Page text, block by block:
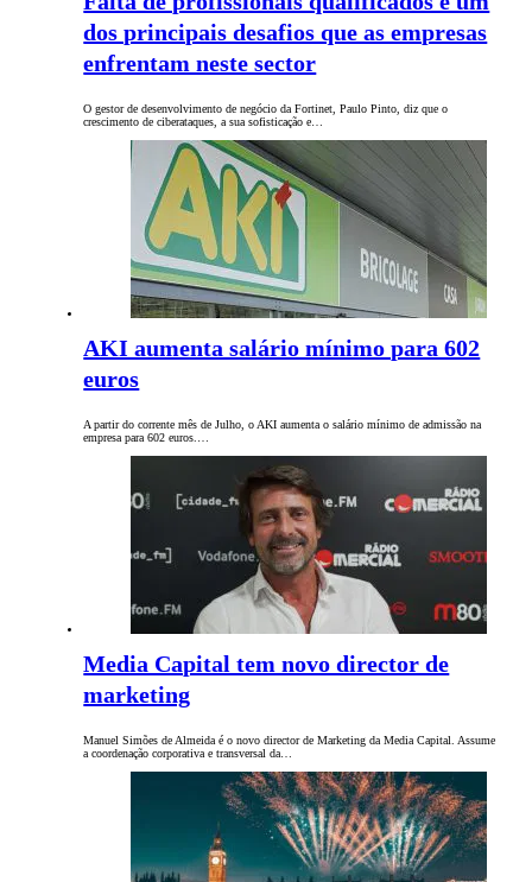
dos principais desafios que as empresas
enfrentam neste sector
O gestor de desenvolvimento de negócio da Fortinet, Paulo Pinto, diz que o
crescimento de ciberataques, a sua sofisticação e…
AKI aumenta salário mínimo para 602
euros
A partir do corrente mês de Julho, o AKI aumenta o salário mínimo de admissão na
empresa para 602 euros.…
Media Capital tem novo director de
marketing
Manuel Simões de Almeida é o novo director de Marketing da Media Capital. Assume
a coordenação corporativa e transversal da…